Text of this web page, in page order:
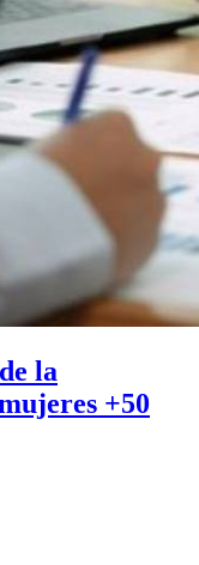
la
+50